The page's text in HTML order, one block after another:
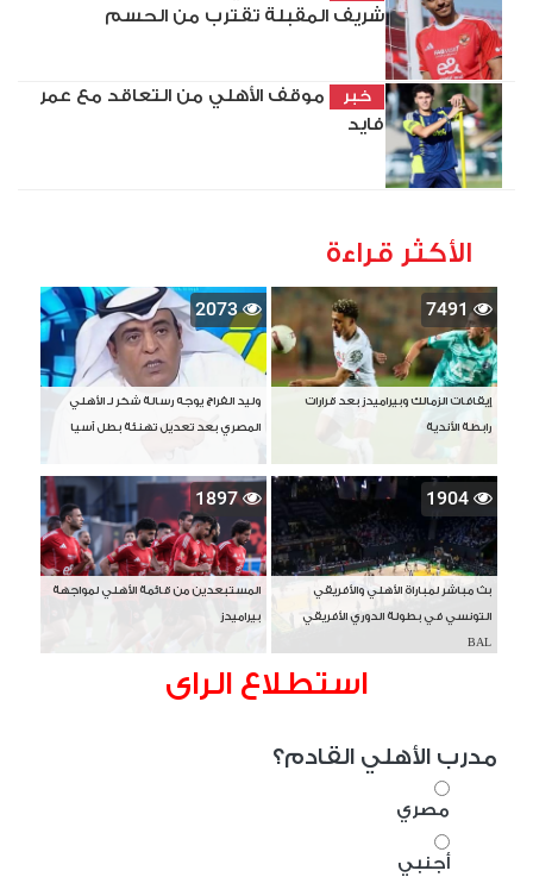
شريف المقبلة تقترب من الحسم
خبر
موقف الأهلي من التعاقد مع عمر
فايد
الأكثر قراءة
7491
إيقافات الزمالك وبيراميدز بعد قرارات
رابطة الأندية
2073
وليد الفراج يوجه رسالة شكر لـ الأهلي
المصري بعد تعديل تهنئة بطل آسيا
1904
بث مباشر لمباراة الأهلي والأفريقي
التونسي في بطولة الدوري الأفريقي
BAL
1897
المستبعدين من قائمة الأهلي لمواجهة
بيراميدز
استطلاع الراى
مدرب الأهلي القادم؟
مصري
أجنبي